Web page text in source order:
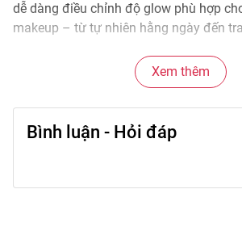
dễ dàng điều chỉnh độ glow phù hợp
makeup – từ tự nhiên hằng ngày đến
Đặc điểm nổi bật
• Chất phấn mịn, nhũ nhỏ giúp ánh bắt
mà.
• Hiệu ứng glow tự nhiên, hạn chế lộ lỗ
sáng.
Xem thêm
Bình luận - Hỏi đáp